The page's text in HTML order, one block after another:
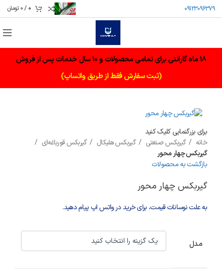
09123096379
0
/
0 تومان
18 ماه گارانتی برای تمامی محصولات و 10 سال خدمات پس از فروش
(ثبت سفارش فقط از طریق واتساپ)
برای بزرگنمایی کلیک کنید
خانه
گیربکس صنعتی گیربکس هلیکال
گیربکس قورباغه‌ای
گیربکس چهار محور
بازگشت به محصولات
گیربکس چهار محور
به علت نوسانات قیمت، برای خرید در واتس اپ پیام دهید.
مدل